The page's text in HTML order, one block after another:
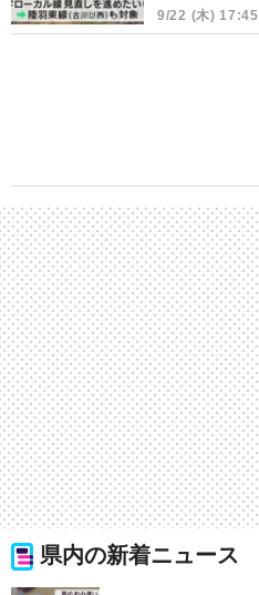
9/22 (木) 17:45
県内の新着ニュース